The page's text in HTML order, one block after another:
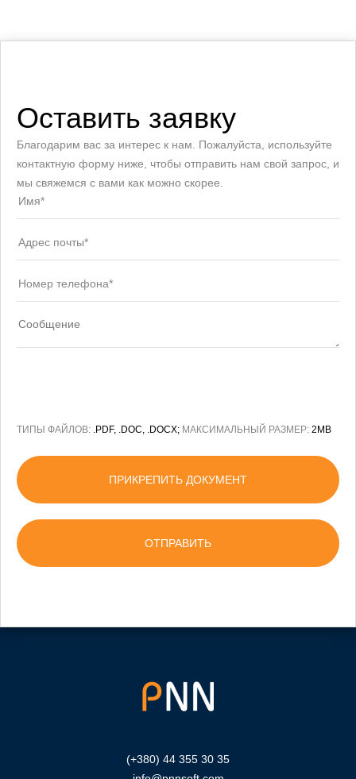
Оставить заявку
Благодарим вас за интерес к нам. Пожалуйста, используйте
контактную форму ниже, чтобы отправить нам свой запрос, и
мы свяжемся с вами как можно скорее.
ТИПЫ ФАЙЛОВ: .PDF, .DOC, .DOCX; МАКСИМАЛЬНЫЙ РАЗМЕР: 2MB
ПРИКРЕПИТЬ ДОКУМЕНТ
(+380) 44 355 30 35